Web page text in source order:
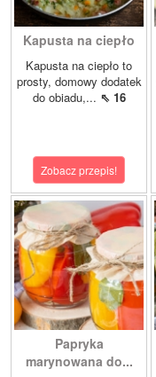
Kapusta na ciepło
Kapusta na ciepło to
prosty, domowy dodatek
do obiadu,... ⇖ 16
Zobacz przepis!
Papryka
marynowana do...